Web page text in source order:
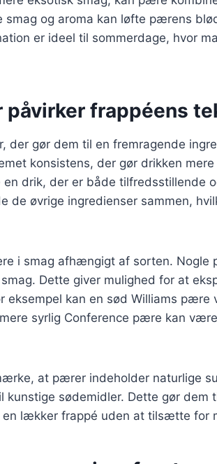
smag og aroma kan løfte pærens
er ideel til sommerdage, hvor
frappéens
der gør dem til en fremragende
konsistens, der gør drikken
en drik, der er både tilfredsstillende
de øvrige ingredienser sammen,
i smag afhængigt af sorten. Nogle
Dette giver mulighed for at
eksempel kan en sød Williams pære
syrlig Conference pære kan
at pærer indeholder naturlige
kunstige sødemidler. Dette gør dem
lækker frappé uden at tilsætte for